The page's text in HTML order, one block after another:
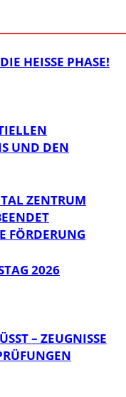
HEISSE PHASE!
UND DEN
ZENTRUM
FÖRDERUNG
2026
– ZEUGNISSE F